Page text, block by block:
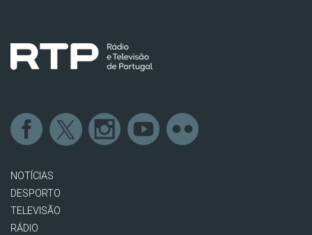
NOTÍCIAS
DESPORTO
TELEVISÃO
RÁDIO